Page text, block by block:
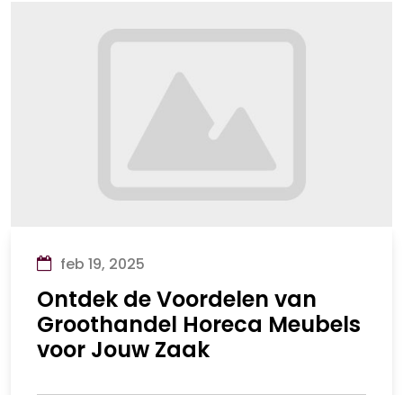
feb 19, 2025
Ontdek de Voordelen van
Groothandel Horeca Meubels
voor Jouw Zaak